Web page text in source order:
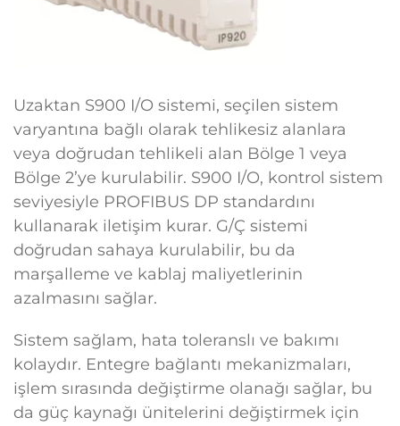
Uzaktan S900 I/O sistemi, seçilen sistem
varyantına bağlı olarak tehlikesiz alanlara
veya doğrudan tehlikeli alan Bölge 1 veya
Bölge 2’ye kurulabilir. S900 I/O, kontrol sistem
seviyesiyle PROFIBUS DP standardını
kullanarak iletişim kurar. G/Ç sistemi
doğrudan sahaya kurulabilir, bu da
marşalleme ve kablaj maliyetlerinin
azalmasını sağlar.
Sistem sağlam, hata toleranslı ve bakımı
kolaydır. Entegre bağlantı mekanizmaları,
işlem sırasında değiştirme olanağı sağlar, bu
da güç kaynağı ünitelerini değiştirmek için